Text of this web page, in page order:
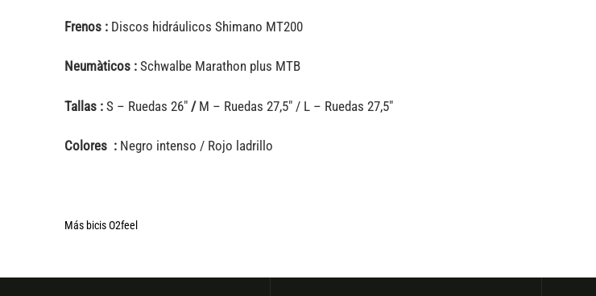
Frenos : Discos hidráulicos Shimano MT200
Neumàticos : Schwalbe Marathon plus MTB
Tallas : S – Ruedas 26″/ M – Ruedas 27,5″ / L – Ruedas 27,5″
Colores : Negro intenso / Rojo ladrillo
Más bicis O2feel